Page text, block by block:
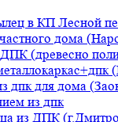
в КП Лесной
дома
(древесно
дпк для дома
из дпк
из ДПК